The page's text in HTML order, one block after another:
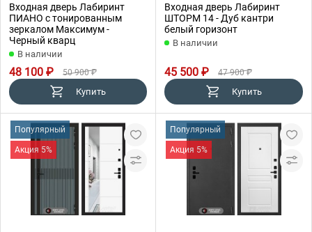
Входная дверь Лабиринт
ПИАНО с тонированным
зеркалом Максимум -
Черный кварц
В наличии
48 100 ₽ 50 900 ₽
Купить
Входная дверь Лабиринт
ШТОРМ 14 - Дуб кантри
белый горизонт
В наличии
45 500 ₽ 47 900 ₽
Купить
Популярный
Акция 5%
Популярный
Акция 5%